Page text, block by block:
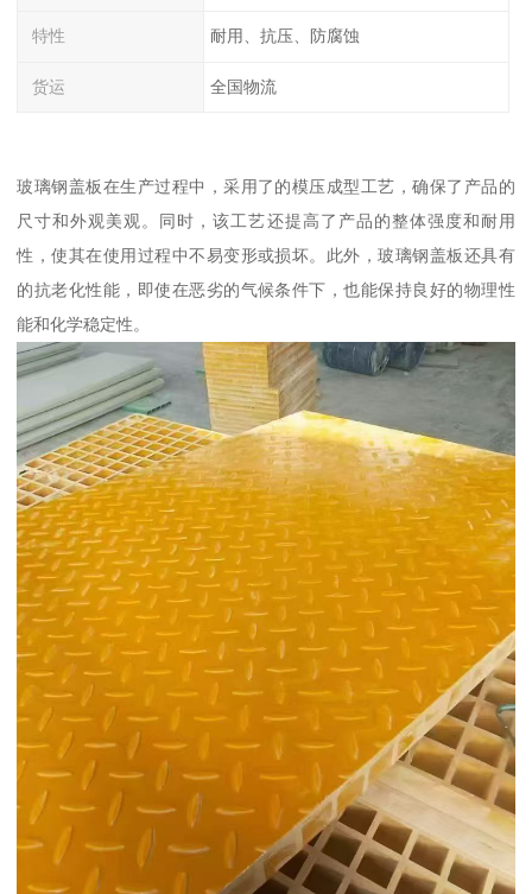
特性 耐用、抗压、防腐蚀
货运 全国物流
玻璃钢盖板在生产过程中，采用了的模压成型工艺，确保了产品的
尺寸和外观美观。同时，该工艺还提高了产品的整体强度和耐用
性，使其在使用过程中不易变形或损坏。此外，玻璃钢盖板还具有
的抗老化性能，即使在恶劣的气候条件下，也能保持良好的物理性
能和化学稳定性。